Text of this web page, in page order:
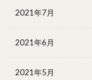
2021年7月
2021年6月
2021年5月